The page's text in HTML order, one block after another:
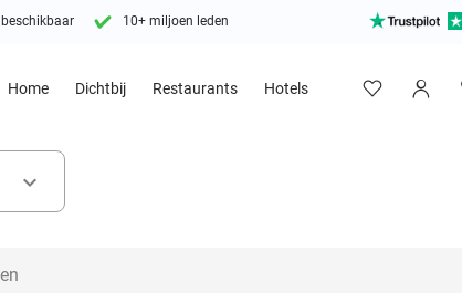
10+ miljoen leden
Home Dichtbij Restaurants Hotels
keyboard_arrow_down